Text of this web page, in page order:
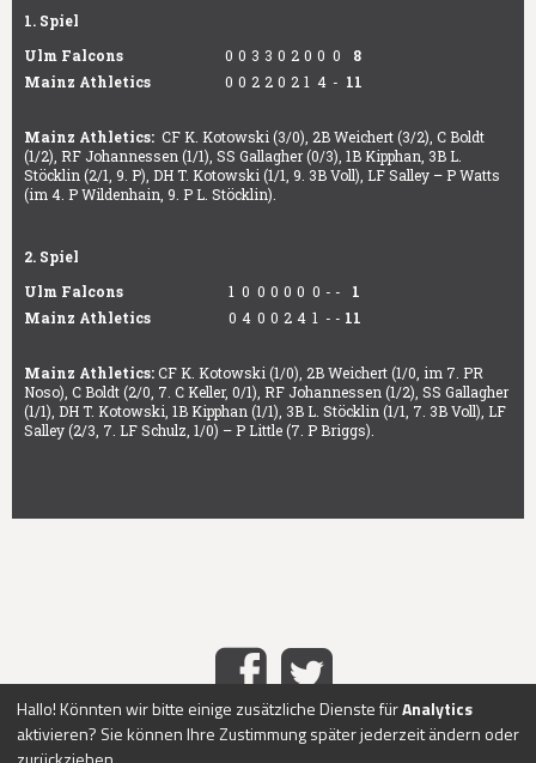
1. Spiel
Ulm Falcons
0 0 3 3 0 2 0 0 0
8
Mainz Athletics
0 0 2 2 0 2 1 4 - 11
Mainz Athletics: CF K. Kotowski (3/0), 2B Weichert (3/2), C Boldt
(1/2), RF Johannessen (1/1), SS Gallagher (0/3), 1B Kipphan, 3B L.
Stöcklin (2/1, 9. P), DH T. Kotowski (1/1, 9. 3B Voll), LF Salley – P Watts
(im 4. P Wildenhain, 9. P L. Stöcklin).
2. Spiel
Ulm Falcons
1 0 0 0 0 0 0 - -
1
Mainz Athletics
0 4 0 0 2 4 1 - - 11
Mainz Athletics:CF K. Kotowski (1/0), 2B Weichert (1/0, im 7. PR
Noso), C Boldt (2/0, 7. C Keller, 0/1), RF Johannessen (1/2), SS Gallagher
(1/1), DH T. Kotowski, 1B Kipphan (1/1), 3B L. Stöcklin (1/1, 7. 3B Voll), LF
Salley (2/3, 7. LF Schulz, 1/0) – P Little (7. P Briggs).
HOME IMPRESSUM DATENSCHUTZ KONTAKT
ABO-
Hallo! Könnten wir bitte einige zusätzliche Dienste fürAnalytics
aktivieren? Sie können Ihre Zustimmung später jederzeit ändern oder